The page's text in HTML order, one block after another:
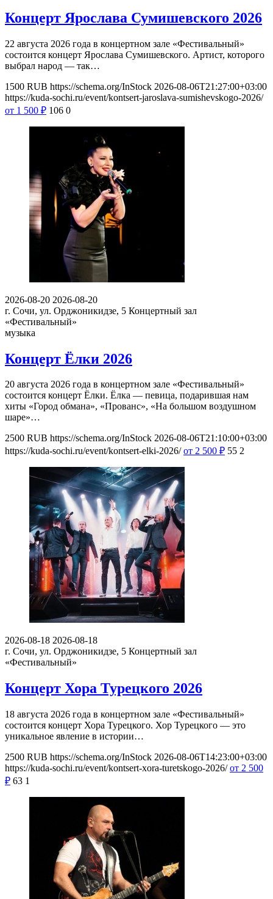
Концерт Ярослава Сумишевского 2026
22 августа 2026 года в концертном зале «Фестивальный»
состоится концерт Ярослава Сумишевского. Артист, которого
выбрал народ — так…
1500 RUB https://schema.org/InStock 2026-08-06T21:27:00+03:00
https://kuda-sochi.ru/event/kontsert-jaroslava-sumishevskogo-2026/
от 1 500 ₽ 106 0
2026-08-20 2026-08-20
г. Сочи, ул. Орджоникидзе, 5 Концертный зал
«Фестивальный»
музыка
Концерт Ёлки 2026
20 августа 2026 года в концертном зале «Фестивальный»
состоится концерт Ёлки. Ёлка — певица, подарившая нам
хиты «Город обмана», «Прованс», «На большом воздушном
шаре»…
2500 RUB https://schema.org/InStock 2026-08-06T21:10:00+03:00
https://kuda-sochi.ru/event/kontsert-elki-2026/ от 2 500 ₽ 55 2
2026-08-18 2026-08-18
г. Сочи, ул. Орджоникидзе, 5 Концертный зал
«Фестивальный»
Концерт Хора Турецкого 2026
18 августа 2026 года в концертном зале «Фестивальный»
состоится концерт Хора Турецкого. Хор Турецкого — это
уникальное явление в истории…
2500 RUB https://schema.org/InStock 2026-08-06T14:23:00+03:00
https://kuda-sochi.ru/event/kontsert-xora-turetskogo-2026/ от 2 500
₽ 63 1